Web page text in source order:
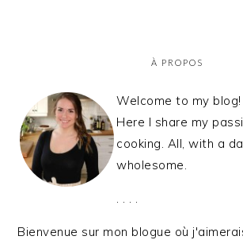
À PROPOS
Welcome to my blog!
Here I share my
cooking. All, with a
wholesome.
Bienvenue sur mon blogue où